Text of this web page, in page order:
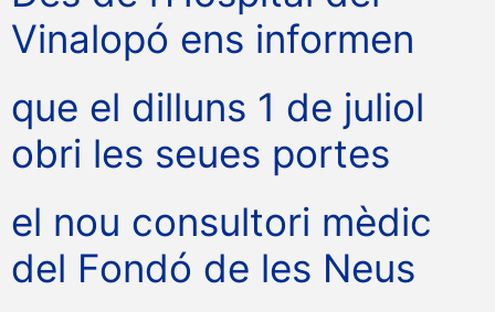
Vinalopó ens informen
que el dilluns 1 de juliol
obri les seues portes
el nou consultori mèdic
del Fondó de les Neus